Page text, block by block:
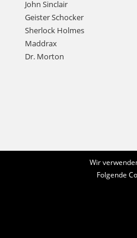
John Sinclair
Geister Schocker
Sherlock Holmes
Maddrax
Dr. Morton
Wir
Folgende